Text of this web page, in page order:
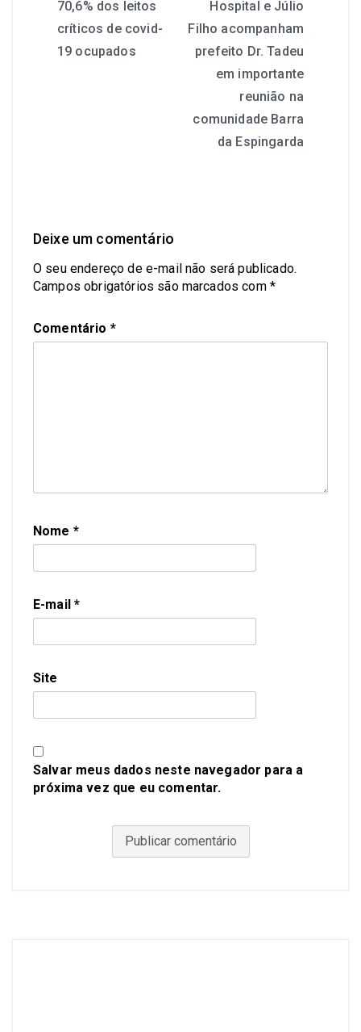
70,6% dos leitos
críticos de covid-
19 ocupados
Hospital e Júlio
Filho acompanham
prefeito Dr. Tadeu
em importante
reunião na
comunidade Barra
da Espingarda
Deixe um comentário
O seu endereço de e-mail não será publicado.
Campos obrigatórios são marcados com *
Comentário *
Nome *
E-mail*
Site
Salvar meus dados neste navegador para a
próxima vez que eu comentar.